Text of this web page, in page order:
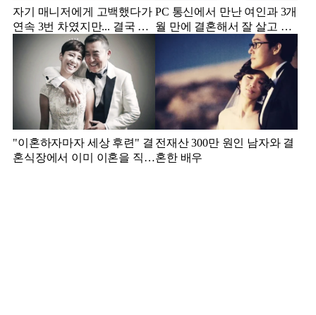
자기 매니저에게 고백했다가
연속 3번 차였지만... 결국 결
혼에 성공한 배우
PC 통신에서 만난 여인과 3개
월 만에 결혼해서 잘 살고 있
"이혼하자마자 세상 후련" 결
혼식장에서 이미 이혼을 직감
전재산 300만 원인 남자와 결
혼한 배우